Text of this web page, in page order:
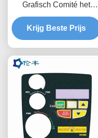
Grafisch Comité het
Aangepaste
besturingselementcomité
van Bekledings Tastbaar
Krijg Beste Prijs